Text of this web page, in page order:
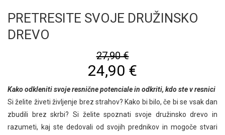
PRETRESITE SVOJE DRUŽINSKO
DREVO
27,90 €
24,90 €
Kakoodklenitisvoje resnične potenciale in odkriti, kdo ste v resnici
Si želite živeti življenje brez strahov? Kako bi bilo, če bi se vsak dan
zbudili brez skrbi? Si želite spoznati svoje družinsko drevo in
razumeti, kaj ste dedovali od svojih prednikov in mogoče stvari